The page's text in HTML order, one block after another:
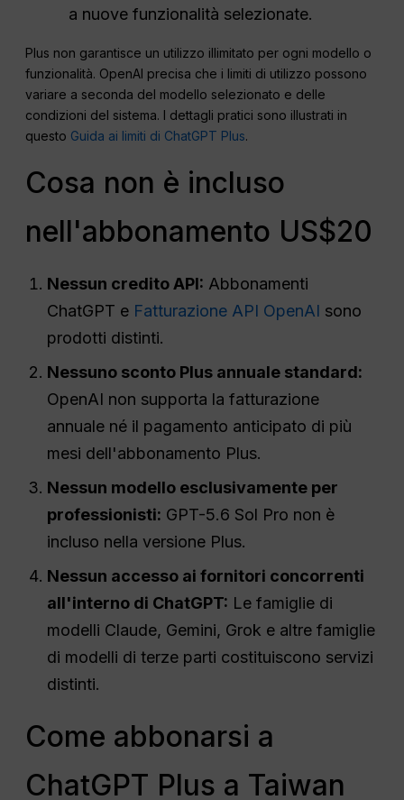
a nuove funzionalità selezionate.
Plus non garantisce un utilizzo illimitato per ogni modello o
funzionalità. OpenAI precisa che i limiti di utilizzo possono
variare a seconda del modello selezionato e delle
condizioni del sistema. I dettagli pratici sono illustrati in
questo Guida ai limiti di ChatGPT Plus.
Cosa non è incluso
nell'abbonamento US$20
Nessun credito API: Abbonamenti
ChatGPT e Fatturazione API OpenAI sono
prodotti distinti.
Nessuno sconto Plus annuale standard:
OpenAI non supporta la fatturazione
annuale né il pagamento anticipato di più
mesi dell'abbonamento Plus.
Nessun modello esclusivamente per
professionisti: GPT-5.6 Sol Pro non è
incluso nella versione Plus.
Nessun accesso ai fornitori concorrenti
all'interno di ChatGPT: Le famiglie di
modelli Claude, Gemini, Grok e altre famiglie
di modelli di terze parti costituiscono servizi
distinti.
Come abbonarsi a
ChatGPT Plus a Taiwan